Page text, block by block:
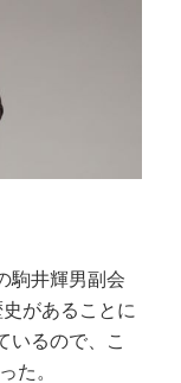
駒井輝男副会
があることに
いるので、こ
た。